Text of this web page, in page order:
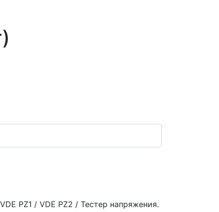
PZ1 / VDE PZ2 / Тестер напряжения.